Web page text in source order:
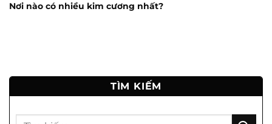
Nơi nào có nhiều kim cương nhất?
TÌM KIẾM